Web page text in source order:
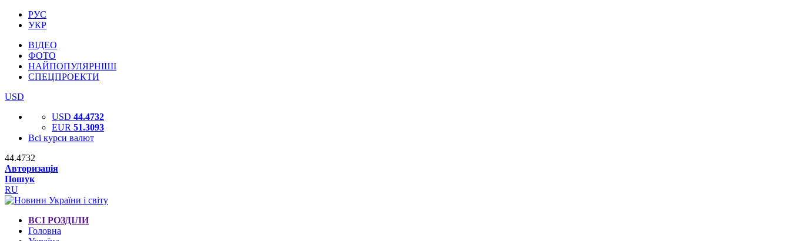
РУС
УКР
ВІДЕО
ФОТО
НАЙПОПУЛЯРНІШІ
СПЕЦПРОЕКТИ
USD
USD 44.4732
EUR 51.3093
Всі курси валют
44.4732
Авторизація
Пошук
RU
ВСІ РОЗДІЛИ
Головна